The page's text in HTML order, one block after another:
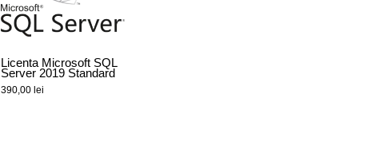
Licenta Microsoft SQL
Server 2019 Standard
390,00 lei